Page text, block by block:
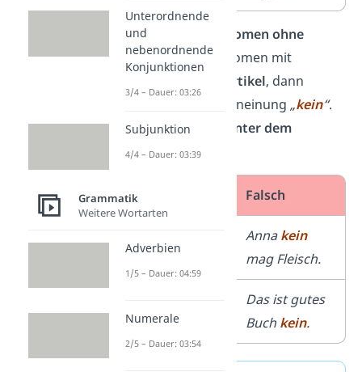
Hat der Satz ein
Nomen ohne
Artikeloder ein Nomen mit
unbestimmtem Artikel, dann
benutzt du die Verneinung „kein“.
Sie steht immer
hinter dem
Prädikat.
Richtig Falsch
Annakein
mag Fleisch.
gutes Buch.
Das ist gutes
Buchkein.
Unterordnende
und
nebenordnende
Konjunktionen
3/4 – Dauer: 03:26
Subjunktion
4/4 – Dauer: 03:39
Grammatik
Weitere Wortarten
Adverbien
1/5 – Dauer: 04:59
Numerale
2/5 – Dauer: 03:54